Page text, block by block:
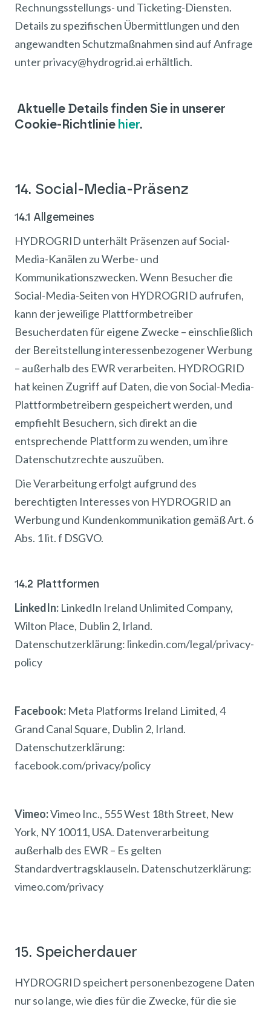
Rechnungsstellungs- und Ticketing-Diensten.
Details zu spezifischen Übermittlungen und den
angewandten Schutzmaßnahmen sind auf Anfrage
unter privacy@hydrogrid.ai erhältlich.
Aktuelle Details finden Sie in unserer
Cookie-Richtlinie hier.
14. Social-Media-Präsenz
14.1 Allgemeines
HYDROGRID unterhält Präsenzen auf Social-
Media-Kanälen zu Werbe- und
Kommunikationszwecken. Wenn Besucher die
Social-Media-Seiten von HYDROGRID aufrufen,
kann der jeweilige Plattformbetreiber
Besucherdaten für eigene Zwecke – einschließlich
der Bereitstellung interessenbezogener Werbung
– außerhalb des EWR verarbeiten. HYDROGRID
hat keinen Zugriff auf Daten, die von Social-Media-
Plattformbetreibern gespeichert werden, und
empfiehlt Besuchern, sich direkt an die
entsprechende Plattform zu wenden, um ihre
Datenschutzrechte auszuüben.
Die Verarbeitung erfolgt aufgrund des
berechtigten Interesses von HYDROGRID an
Werbung und Kundenkommunikation gemäß Art. 6
Abs. 1 lit. f DSGVO.
14.2 Plattformen
LinkedIn: LinkedIn Ireland Unlimited Company,
Wilton Place, Dublin 2, Irland.
Datenschutzerklärung: linkedin.com/legal/privacy-
policy
Facebook: Meta Platforms Ireland Limited, 4
Grand Canal Square, Dublin 2, Irland.
Datenschutzerklärung:
facebook.com/privacy/policy
Vimeo:Vimeo Inc., 555 West 18th Street, New
York, NY 10011, USA. Datenverarbeitung
außerhalb des EWR – Es gelten
Standardvertragsklauseln. Datenschutzerklärung:
vimeo.com/privacy
15. Speicherdauer
HYDROGRID speichert personenbezogene Daten
nur so lange, wie dies für die Zwecke, für die sie